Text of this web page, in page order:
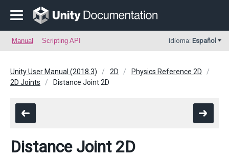
Manual Scripting API Idioma: Español
Unity User Manual (2018.3) 2D
Physics Reference 2D
2D Joints
Distance Joint 2D
Distance Joint 2D